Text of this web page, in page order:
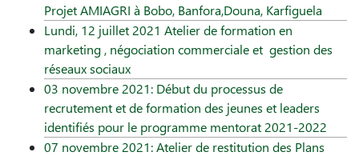
Projet AMIAGRI à Bobo, Banfora,Douna, Karfiguela
Lundi, 12 juillet 2021 Atelier de formation en
marketing , négociation commerciale et gestion des
réseaux sociaux
03 novembre 2021: Début du processus de
recrutement et de formation des jeunes et leaders
identifiés pour le programme mentorat 2021-2022
07 novembre 2021: Atelier de restitution des Plans